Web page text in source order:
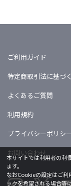
ご利用ガイド
特定商取引法に基づ
よくあるご質問
利用規約
プライバシーポリシ
お問い合わせ
本サイトでは利用者の利
ます。
なおCookieの設定はご利
ックを希望される場合等